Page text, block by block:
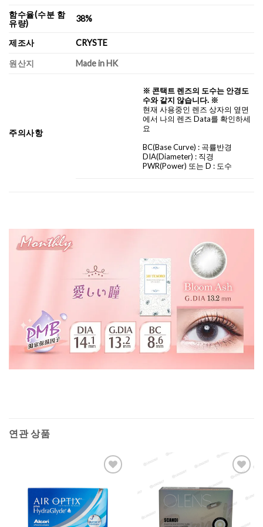
함수율(수분 함
유량)
38%
제조사 CRYSTE
원산지 Made in HK
주의사항
※ 콘택트 렌즈의 도수는 안경도
수와 같지 않습니다. ※
현재 사용중인 렌즈 상자의 옆면
에서 나의 렌즈 Data를 확인하세
요
BC(Base Curve) : 곡률반경
DIA(Diameter) : 직경
PWR(Power) 또는 D : 도수
연관 상품
Wishlist
Wishlist